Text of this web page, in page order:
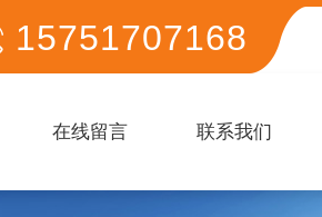
15751707168
在线留言 联系我们